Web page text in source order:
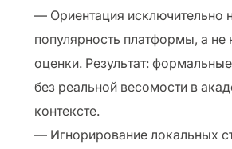
— Ориентация исключительно
популярность платформы, а не
оценки. Результат:
без реальной весомости в
контексте.
— Игнорирование локальных